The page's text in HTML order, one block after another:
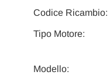
Modello:
Codice Ricambio:
Tipo Motore: